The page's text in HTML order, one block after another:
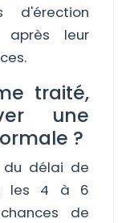
d'érection
après leur
traité,
une
?
du délai de
les 4 à 6
de